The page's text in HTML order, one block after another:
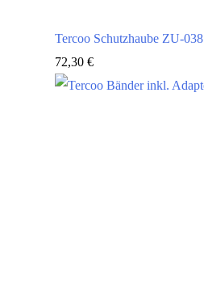
Tercoo Schutzhaube ZU-038
72,30 €